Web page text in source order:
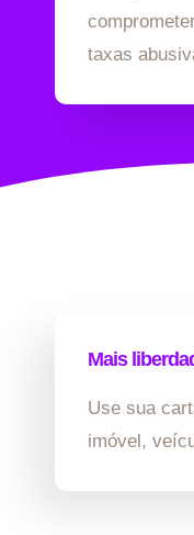
taxas
Mais
Use sua
imóvel,